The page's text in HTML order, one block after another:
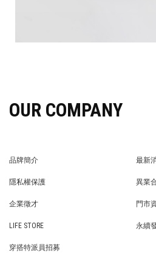
OUR COMPANY
品牌簡介
最新
隱私權保護
異業
企業徵才
門市
LIFE STORE
永續
穿搭特派員招募